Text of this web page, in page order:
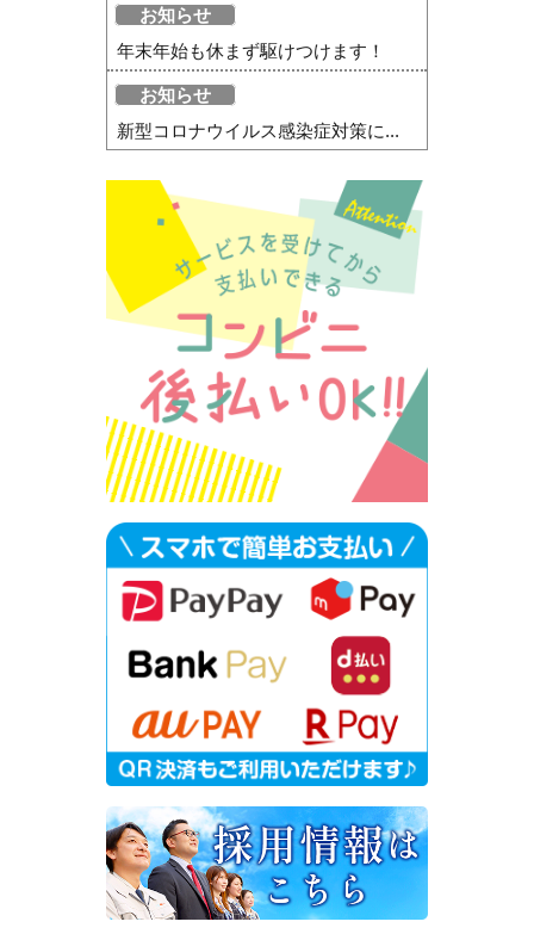
お知らせ
年末年始も休まず駆けつけます！
お知らせ
新型コロナウイルス感染症対策に...